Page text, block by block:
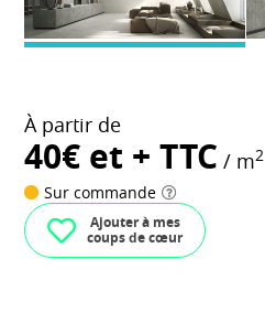
À partir de
40€ et + TTC / m2
Sur commande
Ajouter à mes
coups de cœur